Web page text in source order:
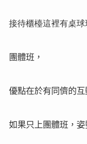
接待櫃檯這裡有桌球
團體班，
優點在於有同儕的互
如果只上團體班，姿